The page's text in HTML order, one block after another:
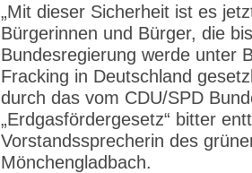
„Mit dieser Sicherheit ist es
Bürgerinnen und Bürger, die
Bundesregierung werde unter
Fracking in Deutschland
durch das vom CDU/SPD
„Erdgasfördergesetz“ bitter
Vorstandssprecherin des
Mönchengladbach.